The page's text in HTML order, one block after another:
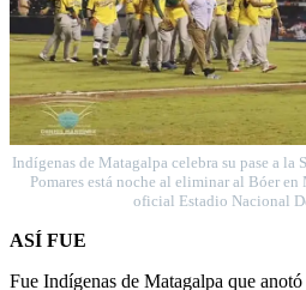
Indígenas de Matagalpa celebra su pase a la
Pomares está noche al eliminar al Bóer
oficial Estadio Nacional
ASÍ FUE
Fue Indígenas de Matagalpa que